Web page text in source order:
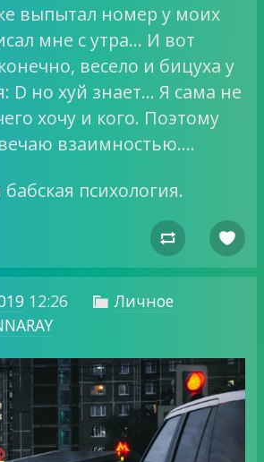
выпытал номер у моих
мне с утра… И вот
весело и бицуха у
D но хуй знает… Я сама не
хочу и кого. Поэтому
взаимностью….
психология.
 
12:26  Личное